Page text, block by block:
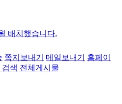
배치했습니다.
쪽지보내기 메일보내기
홈페이
색 전체게시물